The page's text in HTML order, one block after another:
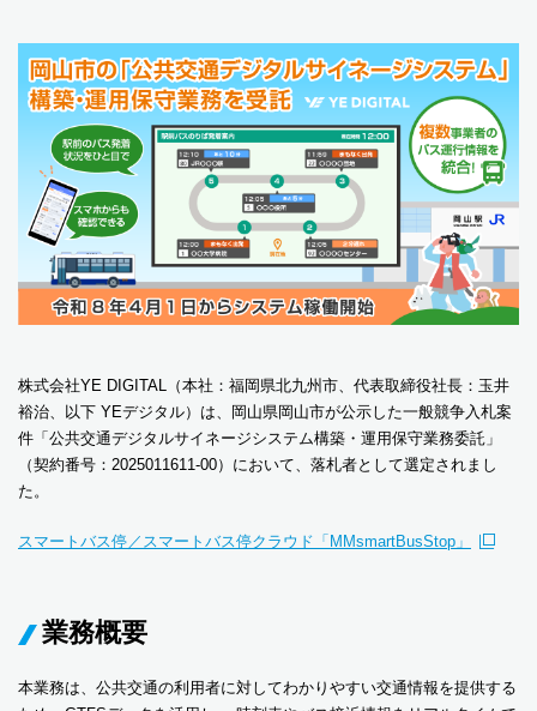
株式会社YE DIGITAL（本社：福岡県北九州市、代表取締役社長：玉井
裕治、以下 YEデジタル）は、岡山県岡山市が公示した一般競争入札案
件「公共交通デジタルサイネージシステム構築・運用保守業務委託」
（契約番号：2025011611-00）において、落札者として選定されまし
た。
スマートバス停／スマートバス停クラウド「MMsmartBusStop」
業務概要
本業務は、公共交通の利用者に対してわかりやすい交通情報を提供する